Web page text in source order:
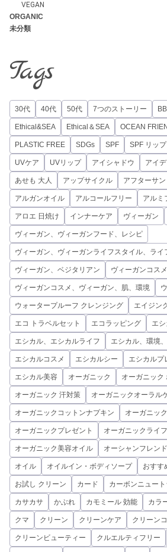
VEGAN
ORGANIC
未分類
Tags
30代 40代 50代 7つのストーリー
Ethical&SEA Ethical＆SEA OCEAN
PLASTIC FREE SDGs SPF SPF リップ
UVケア UVリップ アイシャドウ アイ
あせも 大人 アップサイクル アフターサン
アルガンオイル アルコールフリー アルミ
アロエ 日焼け インナーケア ヴィーガン
ヴィーガン、ヴィーガンフード、レシピ
ヴィーガン、ヴィーガンライフスタイル、ライ
ヴィーガン、ベジタリアン ヴィーガンコスメ
ヴィーガンコスメ、ヴィーガン、肌、環境
ウォータープルーフ クレンジング エイジン
エコ トラベルセット エコラッピング エ
エシカル、エシカルライフ エシカル、環境
エシカルコスメ エシカルシー エシカルプ
エシカル美容 オーガニック オーガニック
オーガニック 汗対策 オーガニックオーラル
オーガニックコットンナプキン オーガニッ
オーガニックプレゼント オーガニックライフ
オーガニック美容オイル オーシャンフレン
オイル オイルイン・ボディソープ おすす
お試し クリーン カード カーボンニュー
カサカサ かぶれ カモミール 効能 カラ
クマ クリーン クリーンケア クリーン
クリーンビューティー クルエルティフリー